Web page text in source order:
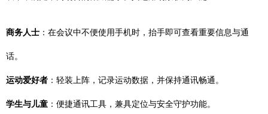
商务人士 ：在会议中不便使用手机时，抬手即可查看重要信息与通
话。
运动爱好者 ：轻装上阵，记录运动数据，并保持通讯畅通。
学生与儿童 ：便捷通讯工具，兼具定位与安全守护功能。